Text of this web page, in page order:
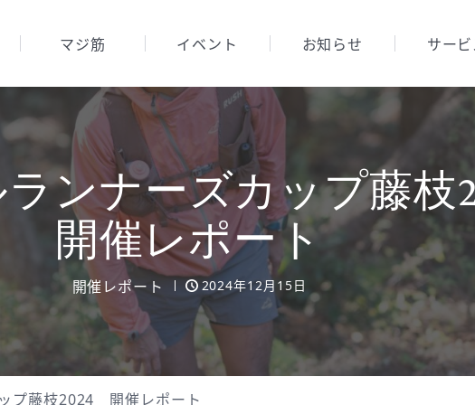
マジ筋 イベント お知らせ サービ
ランナーズカップ藤枝
開催レポート
開催レポート 2024年12月15日
プ藤枝2024 開催レポート